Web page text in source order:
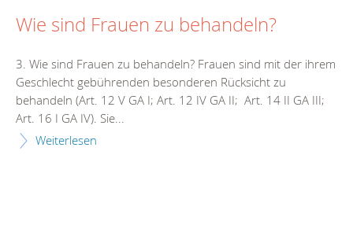
Wie sind Frauen zu behandeln?
3. Wie sind Frauen zu behandeln? Frauen sind mit der ihrem
Geschlecht gebührenden besonderen Rücksicht zu
behandeln (Art. 12 V GA I; Art. 12 IV GA II; Art. 14 II GA III;
Art. 16 I GA IV). Sie...
Weiterlesen